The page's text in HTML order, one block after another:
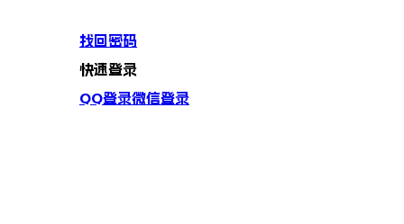
找回密码
快速登录
QQ登录微信登录